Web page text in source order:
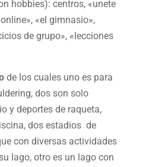
hobbies): centros, «unete
«el gimnasio»,
de grupo», «lecciones
de los cuales uno es para
dos son solo
y deportes de raqueta,
dos estadios de
con diversas actividades
lago, otro es un lago con